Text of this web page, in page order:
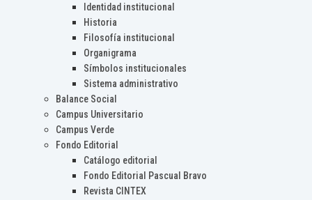
Identidad institucional
Historia
Filosofía institucional
Organigrama
Símbolos institucionales
Sistema administrativo
Balance Social
Campus Universitario
Campus Verde
Fondo Editorial
Catálogo editorial
Fondo Editorial Pascual Bravo
Revista CINTEX